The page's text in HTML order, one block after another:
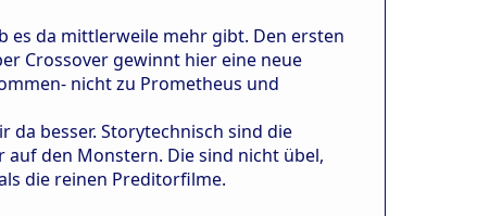
es da mittlerweile mehr gibt. Den ersten
Crossover gewinnt hier eine neue
nicht zu Prometheus und
da besser. Storytechnisch sind die
auf den Monstern. Die sind nicht übel,
die reinen Preditorfilme.